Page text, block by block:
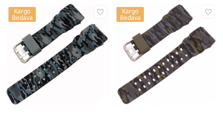
Kargo
Bedava
Kargo
Bedava